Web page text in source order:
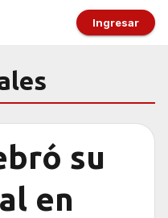
Ingresar
su
en